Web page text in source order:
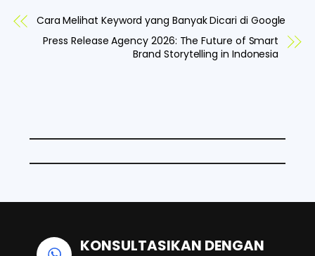
a i
n
h
a
Cara Melihat Keyword yang Banyak Dicari di Google
Press Release Agency 2026: The Future of Smart
Brand Storytelling in Indonesia
KONSULTASIKAN DENGAN